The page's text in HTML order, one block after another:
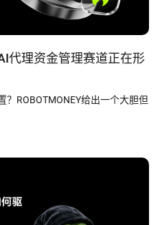
代理资金管理赛道正在形
ROBOTMONEY给出一个大胆但